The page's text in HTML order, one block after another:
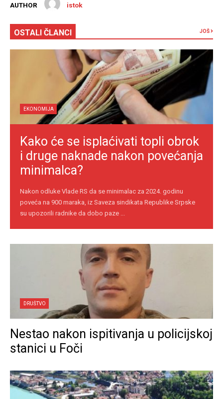
AUTHOR istok
OSTALI ČLANCI JOŠ
EKONOMIJA
Kako će se isplaćivati topli obrok
i druge naknade nakon povećanja
minimalca?
Nakon odluke Vlade RS da se minimalac za 2024. godinu
poveća na 900 maraka, iz Saveza sindikata Republike Srpske
su upozorili radnike da dobo paze ...
DRUŠTVO
Nestao nakon ispitivanja u policijskoj
stanici u Foči